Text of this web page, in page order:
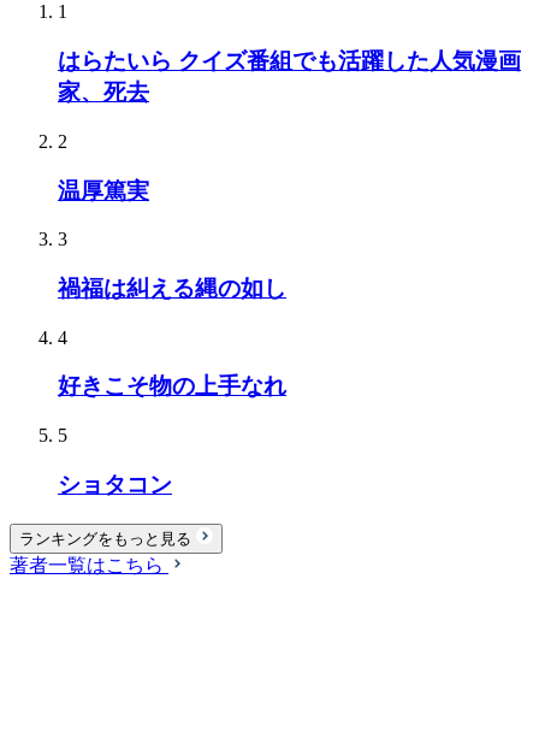
1
はらたいら クイズ番組でも活躍した人気漫画
家、死去
2
温厚篤実
3
禍福は糾える縄の如し
4
好きこそ物の上手なれ
5
ショタコン
ランキングをもっと見る
著者一覧はこちら